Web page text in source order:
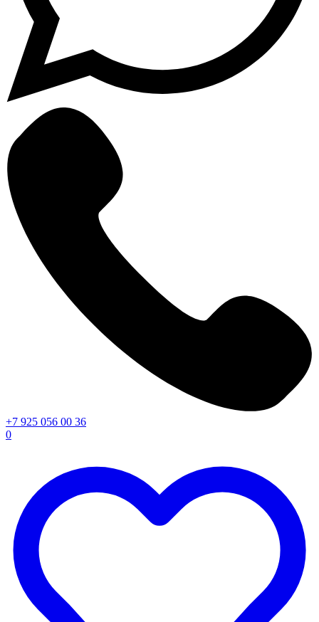
+7 925 056 00 36
0